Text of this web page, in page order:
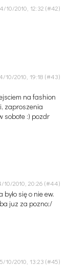
10/2010, 12:32
10/2010, 19:18
na fashion
zaproszenia
sobote :) pozdr
10/2010, 20:26
się o nie ew.
juz za pozno;/
10/2010, 13:23